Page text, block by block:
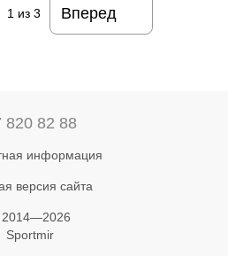
1из 3 Вперед
820 82 88
информация
версия сайта
Sportmir